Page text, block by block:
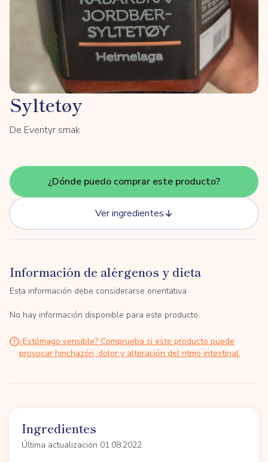
Syltetøy
De Eventyr smak
¿Dónde puedo comprar este producto?
Ver ingredientes
Información de alérgenos y dieta
Esta información debe considerarse orientativa.
No hay información disponible para este producto.
¿Estómago sensible? Comprueba si este producto puede
provocar hinchazón, dolor y alteración del ritmo intestinal.
Ingredientes
Última actualización 01.08.2022